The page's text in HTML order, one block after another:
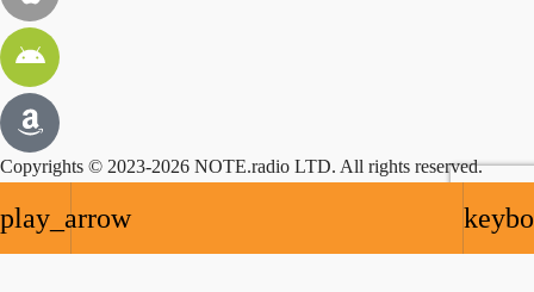
play_arrow
Copyrights © 2023-2026 NOTE.radio LTD. All rights reserved.